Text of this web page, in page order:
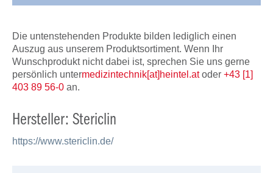
Die untenstehenden Produkte bilden lediglich einen
Auszug aus unserem Produktsortiment. Wenn Ihr
Wunschprodukt nicht dabei ist, sprechen Sie uns gerne
persönlich untermedizintechnik[at]heintel.atoder +43 [1]
403 89 56-0 an.
Hersteller: Stericlin
https://www.stericlin.de/